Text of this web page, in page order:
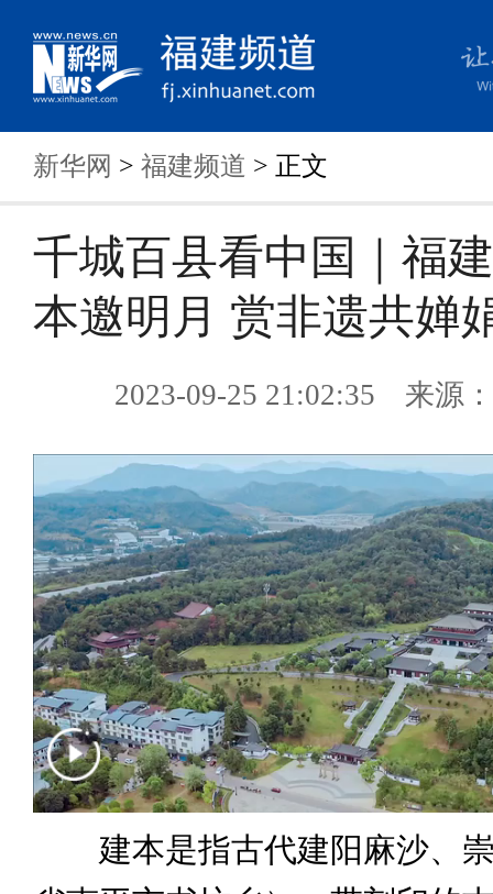
新华网 > 福建频道 > 正文
千城百县看中国｜福
本邀明月 赏非遗共婵
2023-09-25 21:02:35 来源
建本是指古代建阳麻沙、崇